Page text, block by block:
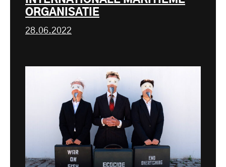
ORGANISATIE
28.06.2022